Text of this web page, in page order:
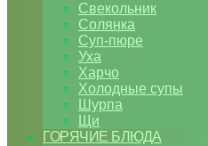
Свекольник
Солянка
Суп-пюре
Уха
Харчо
Холодные супы
Шурпа
Щи
ГОРЯЧИЕ БЛЮДА